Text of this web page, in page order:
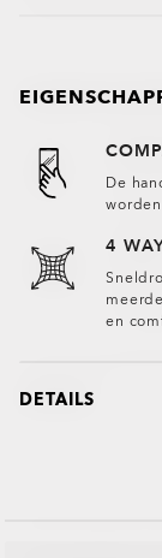
De
4
en
DETAILS